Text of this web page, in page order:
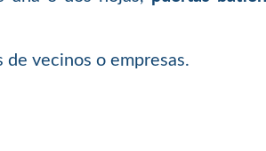
de vecinos o empresas.